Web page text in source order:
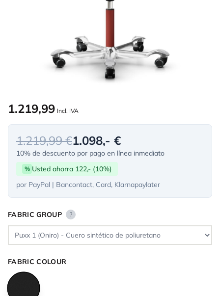
1.219,99 Incl. IVA
1.219,99 €1.098,- €
10% de descuento por pago en línea inmediato
% Usted ahorra 122,- (10%)
por PayPal | Bancontact, Card, Klarnapaylater
FABRIC GROUP ?
FABRIC COLOUR